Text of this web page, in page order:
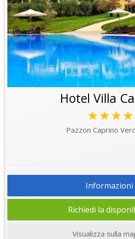
Hotel Villa
★★★★
Pazzon Caprino
Informazioni
Richiedi la
Visualizza sulla